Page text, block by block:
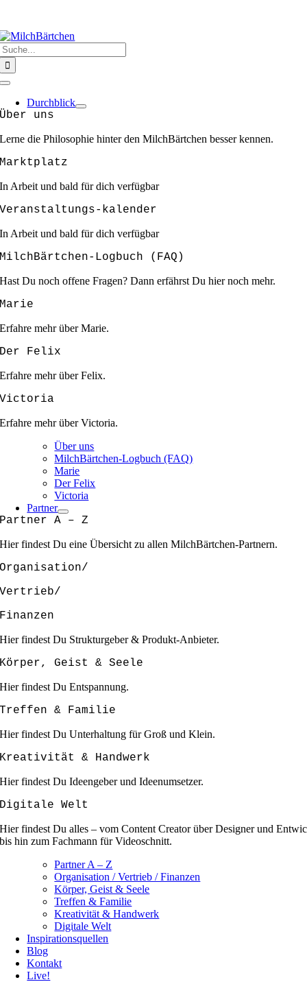
springen
Toggle
NavigationDurchblick
Über uns
Lerne die Philosophie hinter den MilchBärtchen besser kennen.
Marktplatz
In Arbeit und bald für dich verfügbar
Veranstaltungs-kalender
In Arbeit und bald für dich verfügbar
MilchBärtchen-Logbuch (FAQ)
Hast Du noch offene Fragen? Dann erfährst Du hier noch mehr.
Marie
Erfahre mehr über Marie.
Der Felix
Erfahre mehr über Felix.
Victoria
Erfahre mehr über Victoria.
Über uns
MilchBärtchen-Logbuch (FAQ)
Marie
Der Felix
Victoria
Partner
Partner A – Z
Hier findest Du eine Übersicht zu allen MilchBärtchen-Partnern.
Organisation/
Vertrieb/
Finanzen
Hier findest Du Strukturgeber & Produkt-Anbieter.
Körper, Geist & Seele
Hier findest Du Entspannung.
Treffen & Familie
Hier findest Du Unterhaltung für Groß und Klein.
Kreativität & Handwerk
Hier findest Du Ideengeber und Ideenumsetzer.
Digitale Welt
Hier findest Du alles – vom Content Creator über Designer und
bis hin zum Fachmann für Videoschnitt.
Partner A – Z
Organisation / Vertrieb / Finanzen
Körper, Geist & Seele
Treffen & Familie
Kreativität & Handwerk
Digitale Welt
Inspirationsquellen
Blog
Kontakt
Live!